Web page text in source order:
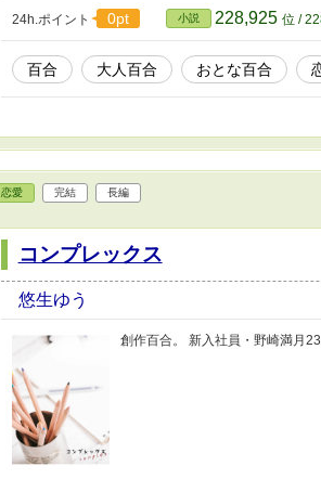
24h.ポイント 0pt 小説 228,925 位 /
百合 大人百合 おとな百合
恋愛 完結 長編
コンプレックス
悠生ゆう
創作百合。 新入社員・野崎満月